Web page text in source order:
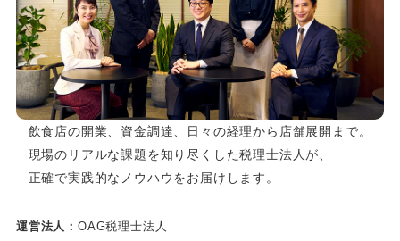
飲食店の開業、資金調達、日々の経理から店舗展開まで。
現場のリアルな課題を知り尽くした税理士法人が、
正確で実践的なノウハウをお届けします。
運営法人： OAG税理士法人